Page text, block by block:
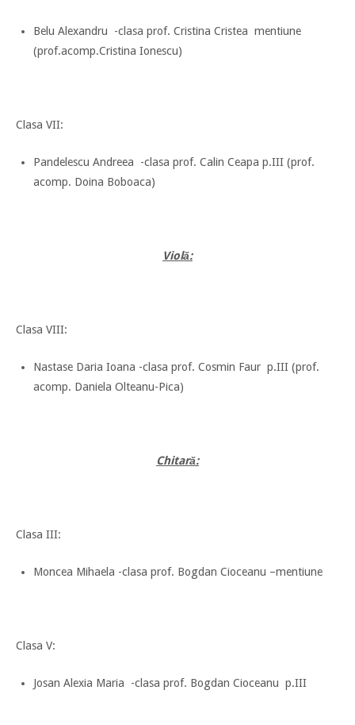
Belu Alexandru -clasa prof. Cristina Cristea mentiune
(prof.acomp.Cristina Ionescu)
Clasa VII:
Pandelescu Andreea -clasa prof. Calin Ceapa p.III (prof.
acomp. Doina Boboaca)
Violă:
Clasa VIII:
Nastase Daria Ioana -clasa prof. Cosmin Faur p.III (prof.
acomp. Daniela Olteanu-Pica)
Chitară:
Clasa III:
Moncea Mihaela -clasa prof. Bogdan Cioceanu –mentiune
Clasa V:
Josan Alexia Maria -clasa prof. Bogdan Cioceanu p.III